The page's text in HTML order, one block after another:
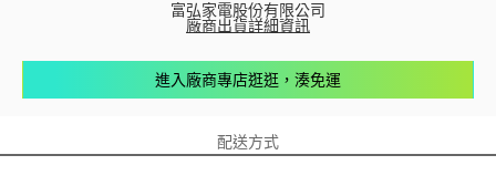
富弘家電股份有限公司
廠商出貨詳細資訊
進入廠商專店逛逛，湊免運
配送方式